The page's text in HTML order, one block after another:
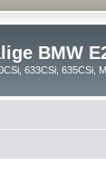
BMW
633CSi, 635CSi,